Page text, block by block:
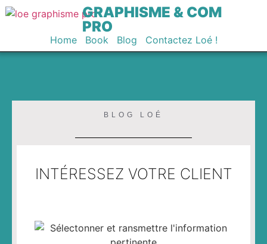
GRAPHISME & COM
PRO
Home Book Blog Contactez Loé !
BLOG LOÉ
INTÉRESSEZ VOTRE CLIENT